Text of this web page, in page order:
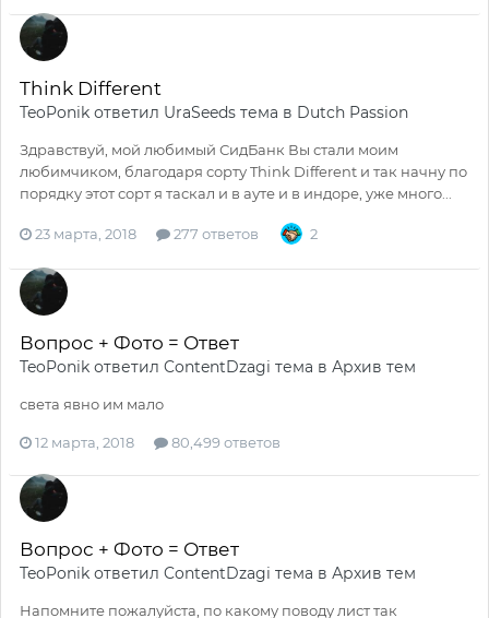
Think Different
TeoPonik ответил UraSeeds тема в Dutch Passion
Здравствуй, мой любимый СидБанк Вы стали моим
любимчиком, благодаря сорту Think Different и так начну по
порядку этот сорт я таскал и в ауте и в индоре, уже много...
23 марта, 2018 277 ответов 2
Вопрос + Фото = Ответ
TeoPonik ответил ContentDzagi тема в Архив тем
света явно им мало
12 марта, 2018 80,499 ответов
Вопрос + Фото = Ответ
TeoPonik ответил ContentDzagi тема в Архив тем
Напомните пожалуйста, по какому поводу лист так